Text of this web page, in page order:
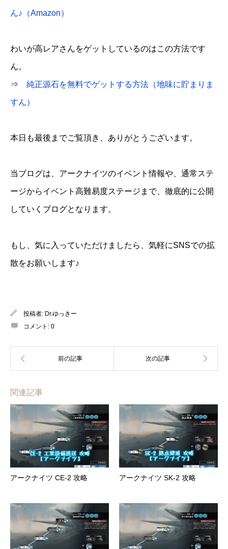
ん♪（Amazon）
わいが高レアさんをゲットしているのはこの方法です
ん。
⇒ 純正源石を無料でゲットする方法（地味に貯まりま
すん）
本日も最後までご覧頂き、ありがとうございます。
当ブログは、アークナイツのイベント情報や、通常ステ
ージからイベント高難易度ステージまで、徹底的に公開
していくブログとなります。
もし、気に入っていただけましたら、気軽にSNSでの拡
散をお願いします♪
投稿者: Dr.ゆっきー
コメント: 0
関連記事
アークナイツ CE-2 攻略 アークナイツ SK-2 攻略